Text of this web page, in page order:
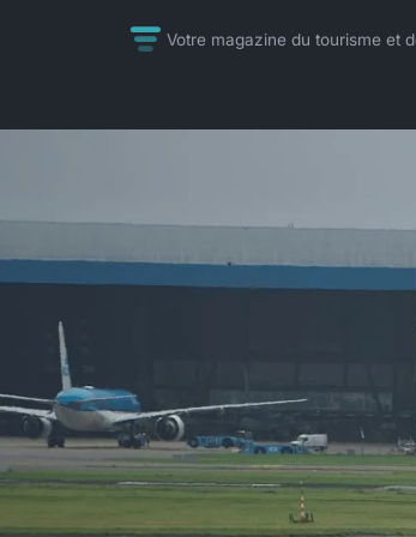
Votre magazine du tourisme et